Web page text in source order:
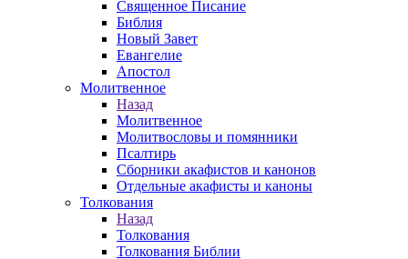
Священное Писание
Библия
Новый Завет
Евангелие
Апостол
Молитвенное
Назад
Молитвенное
Молитвословы и помянники
Псалтирь
Сборники акафистов и канонов
Отдельные акафисты и каноны
Толкования
Назад
Толкования
Толкования Библии